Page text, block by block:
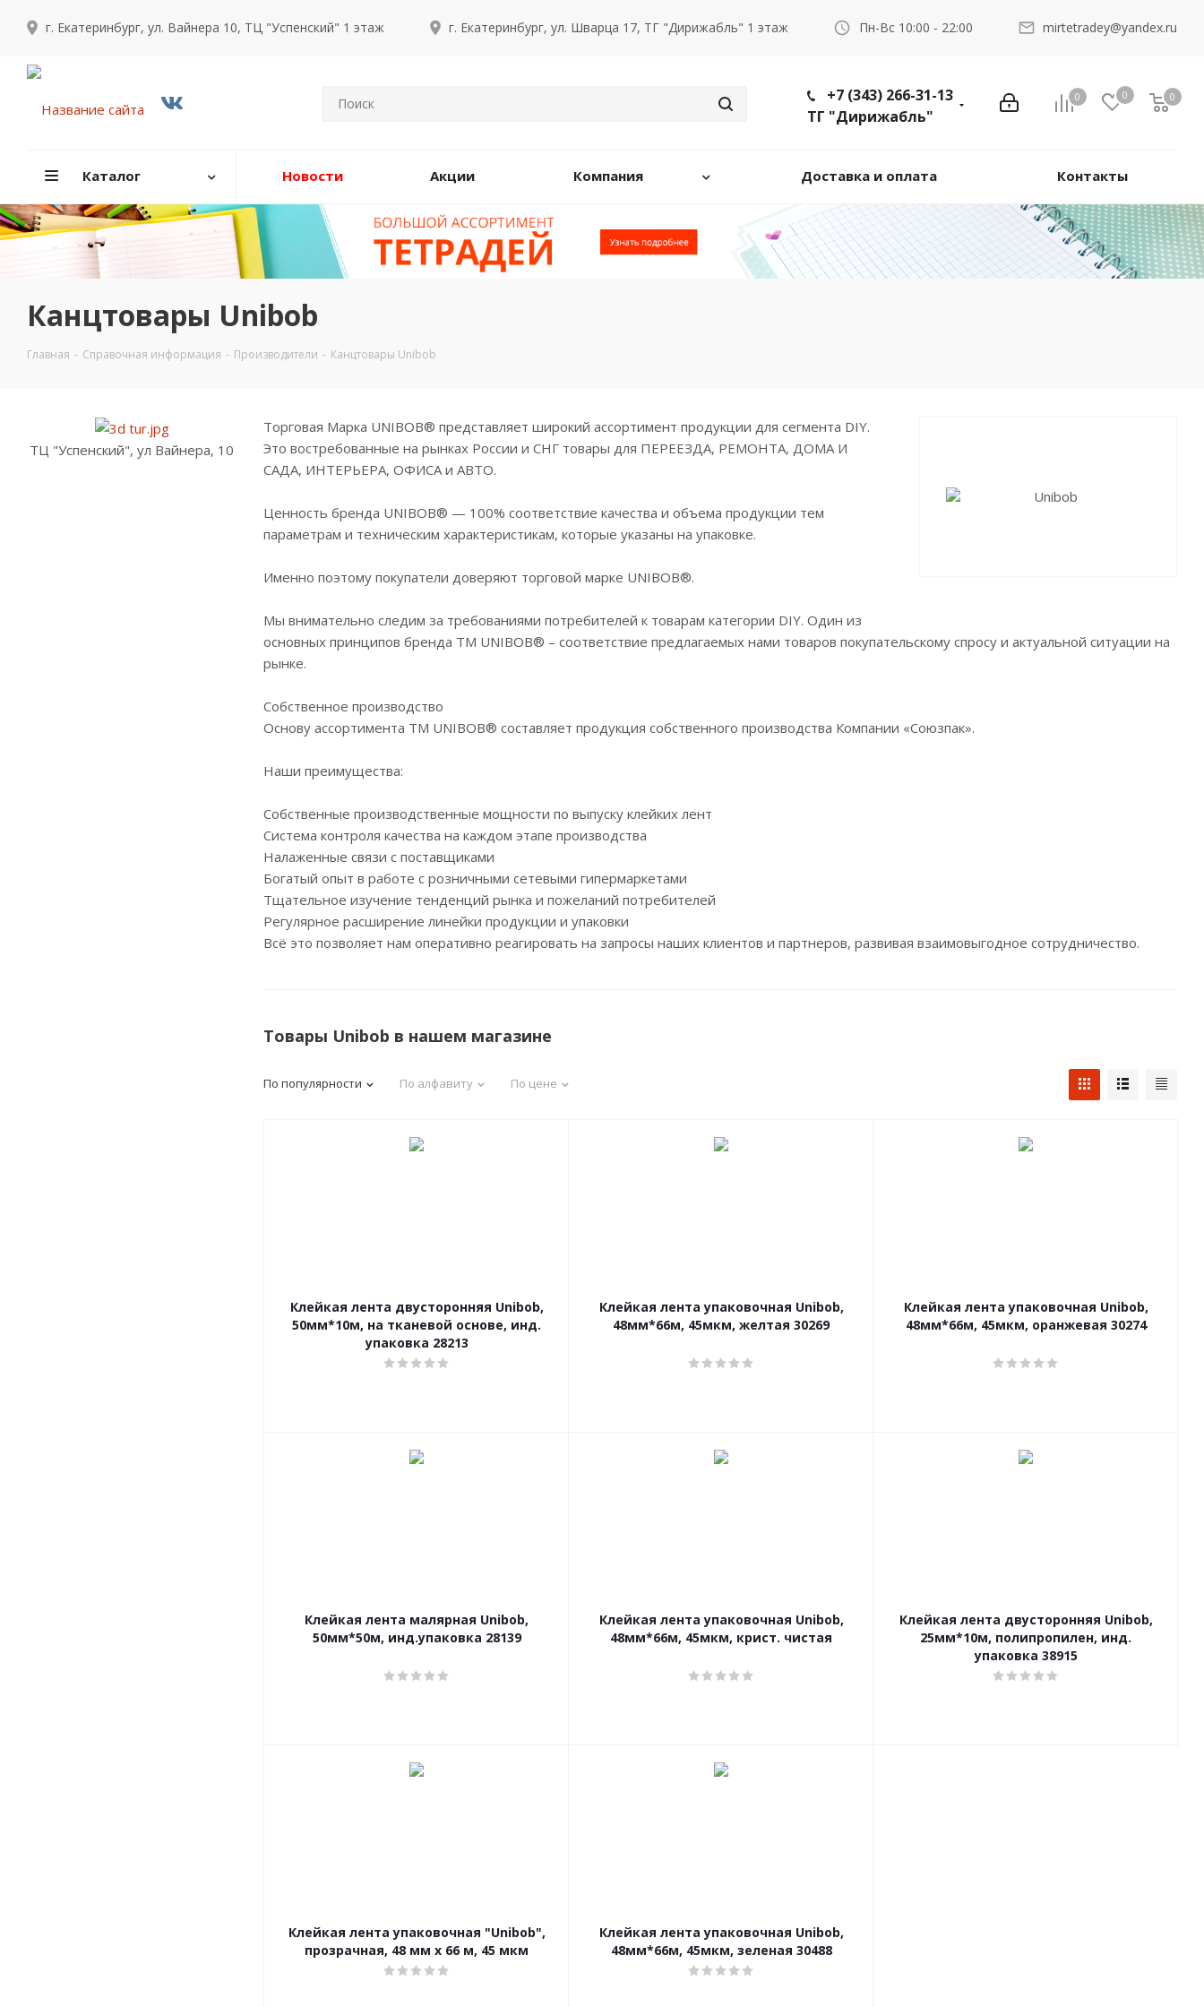
г. Екатеринбург, ул. Вайнера 10, ТЦ "Успенский" 1 этаж г. Екатеринбург, ул. Шварца 17, ТГ "Дирижабль" 1 этаж Пн-Вс 10:00 - 22:00 mirtetradey@yandex.ru
0 0 0
+7 (343) 266-31-13
ТГ "Дирижабль"
Каталог Новости Акции Компания Доставка и оплата Контакты
Канцтовары Unibob
Главная - Справочная информация - Производители - Канцтовары Unibob
Торговая Марка UNIBOB® представляет широкий ассортимент продукции для сегмента DIY.
Это востребованные на рынках России и СНГ товары для ПЕРЕЕЗДА, РЕМОНТА, ДОМА И
САДА, ИНТЕРЬЕРА, ОФИСА и АВТО.
Ценность бренда UNIBOB® — 100% соответствие качества и объема продукции тем
параметрам и техническим характеристикам, которые указаны на упаковке.
Именно поэтому покупатели доверяют торговой марке UNIBOB®.
Мы внимательно следим за требованиями потребителей к товарам категории DIY. Один из
основных принципов бренда TM UNIBOB® – соответствие предлагаемых нами товаров покупательскому спросу и актуальной ситуации на
рынке.
Собственное производство
Основу ассортимента TM UNIBOB® составляет продукция собственного производства Компании «Союзпак».
Наши преимущества:
Собственные производственные мощности по выпуску клейких лент
Система контроля качества на каждом этапе производства
Налаженные связи с поставщиками
Богатый опыт в работе с розничными сетевыми гипермаркетами
Тщательное изучение тенденций рынка и пожеланий потребителей
Регулярное расширение линейки продукции и упаковки
Всё это позволяет нам оперативно реагировать на запросы наших клиентов и партнеров, развивая взаимовыгодное сотрудничество.
Товары Unibob в нашем магазине
По популярности По алфавиту По цене
Клейкая лента двусторонняя Unibob,
50мм*10м, на тканевой основе, инд.
упаковка 28213
Клейкая лента упаковочная Unibob,
48мм*66м, 45мкм, желтая 30269
Клейкая лента упаковочная Unibob,
48мм*66м, 45мкм, оранжевая 30274
Клейкая лента малярная Unibob,
50мм*50м, инд.упаковка 28139
Клейкая лента упаковочная Unibob,
48мм*66м, 45мкм, крист. чистая
Клейкая лента двусторонняя Unibob,
25мм*10м, полипропилен, инд.
упаковка 38915
Клейкая лента упаковочная "Unibob",
прозрачная, 48 мм х 66 м, 45 мкм
Клейкая лента упаковочная Unibob,
48мм*66м, 45мкм, зеленая 30488
ТЦ "Успенский", ул Вайнера, 10